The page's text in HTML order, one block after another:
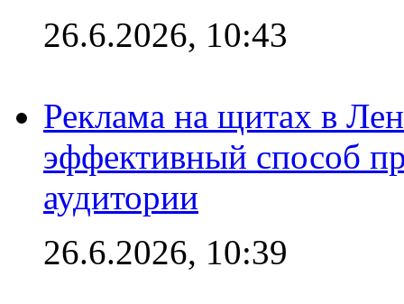
26.6.2026, 10:43
Реклама на щитах в
эффективный способ
аудитории
26.6.2026, 10:39